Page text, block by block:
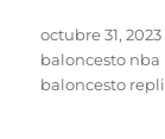
Publicado
el
octubre 31, 2023
baloncesto nba
baloncesto